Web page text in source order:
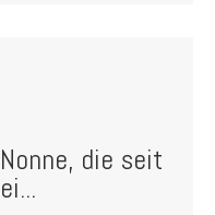
die seit